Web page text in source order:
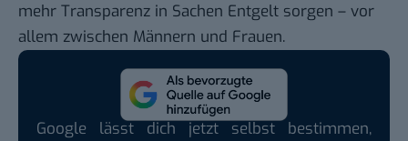
mehr Transparenz in Sachen Entgelt sorgen – vor
allem zwischen Männern und Frauen.
Google lässt dich jetzt selbst bestimmen,